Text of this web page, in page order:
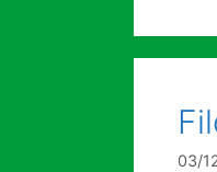
03/